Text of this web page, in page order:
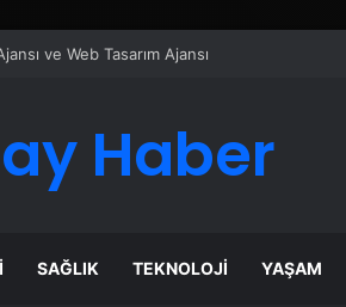
Haber
SAĞLIK TEKNOLOJI YAŞAM